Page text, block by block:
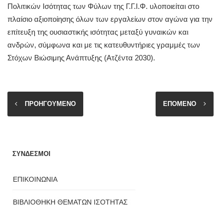
Πολιτικών Ισότητας των Φύλων της Γ.Γ.Ι.Φ. υλοποιείται στο
πλαίσιο αξιοποίησης όλων των εργαλείων στον αγώνα για την
επίτευξη της ουσιαστικής ισότητας μεταξύ γυναικών και
ανδρών, σύμφωνα και με τις κατευθυντήριες γραμμές των
Στόχων Βιώσιμης Ανάπτυξης (Ατζέντα 2030).
ΠΡΟΗΓΟΥΜΕΝΟ ΕΠΟΜΕΝΟ
ΣΥΝΔΕΣΜΟΙ
ΕΠΙΚΟΙΝΩΝΙΑ
ΒΙΒΛΙΟΘΗΚΗ ΘΕΜΑΤΩΝ ΙΣΟΤΗΤΑΣ